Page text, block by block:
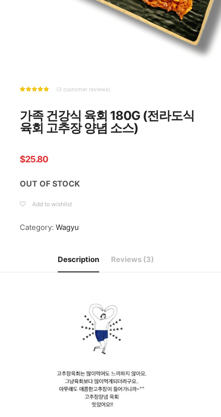
customer
ratings
(3 customer reviews)
가족 건강식 육회 180G (전라도식
육회 고추장 양념 소스)
$25.80
OUT OF STOCK
Add to wishlist
Category: Wagyu
Description Reviews (3)